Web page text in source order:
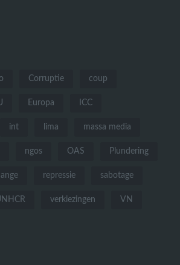
Corruptie coup
Europa ICC
int lima massa media
ngos OAS Plundering
repressie sabotage
verkiezingen VN